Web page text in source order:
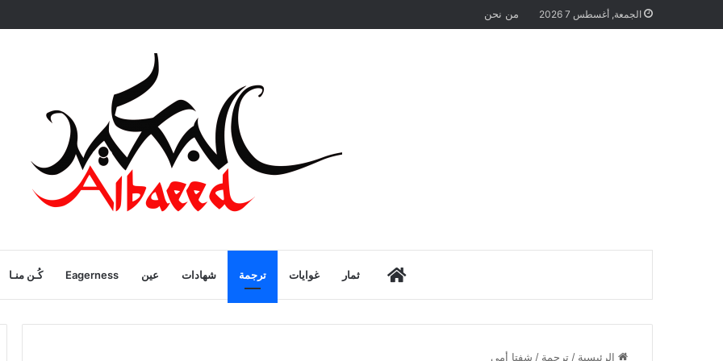
الجمعة, أغسطس 7 2026 من نحن
الرئيسية
ثمار غوايات ترجمة شهادات عين Eagerness كُـن منـا
الرئيسية / ترجمة / شفتا أمي